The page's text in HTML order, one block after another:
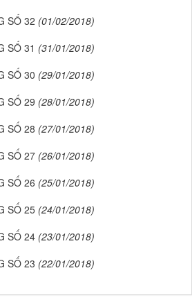
SỐ 32 (01/02/2018)
SỐ 31 (31/01/2018)
SỐ 30 (29/01/2018)
SỐ 29 (28/01/2018)
SỐ 28 (27/01/2018)
SỐ 27 (26/01/2018)
SỐ 26 (25/01/2018)
SỐ 25 (24/01/2018)
SỐ 24 (23/01/2018)
SỐ 23 (22/01/2018)